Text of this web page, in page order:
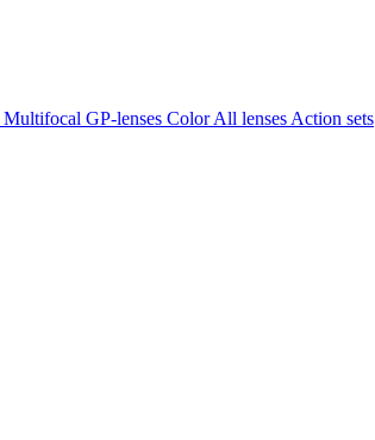
Multifocal GP-lenses ColorAll lenses Action sets